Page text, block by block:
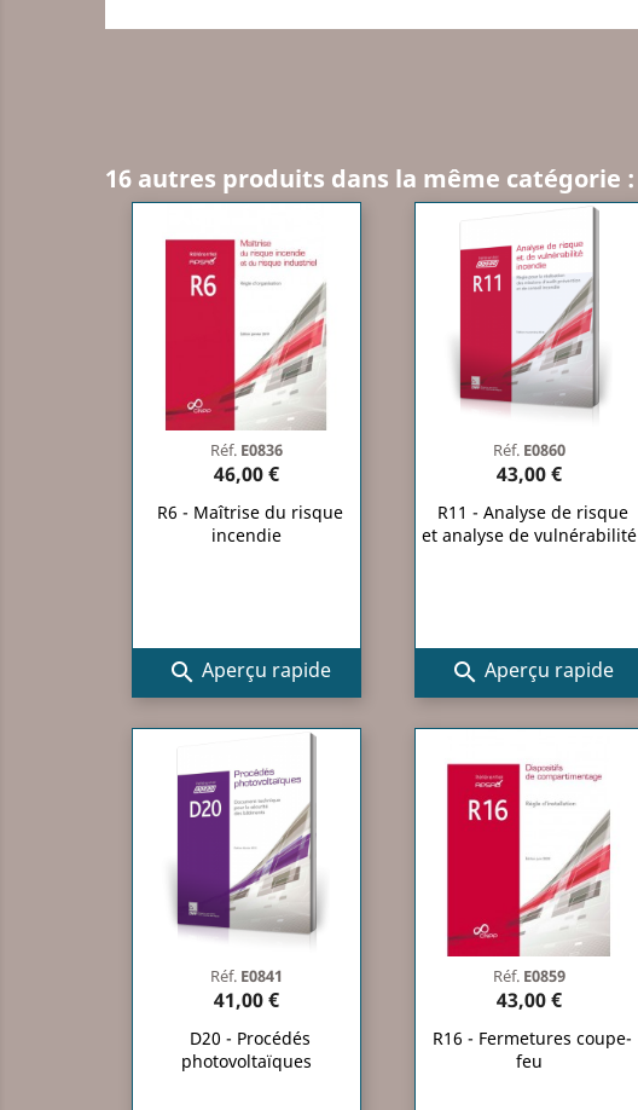
16 autres produits dans la même catégorie :
Réf. E0836
46,00 €
R6 - Maîtrise du risque
incendie
 Aperçu rapide
Réf. E0860
43,00 €
R11 - Analyse de risque
et analyse de vulnérabilité
 Aperçu rapide
Réf. E0841
41,00 €
D20 - Procédés
photovoltaïques
Réf. E0859
43,00 €
R16 - Fermetures coupe-
feu